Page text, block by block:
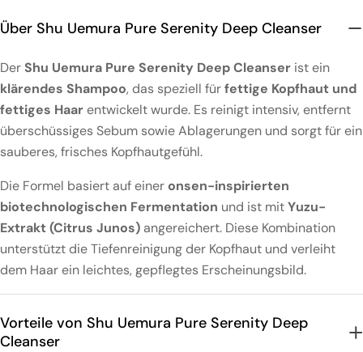
Über Shu Uemura Pure Serenity Deep Cleanser
Der Shu Uemura Pure Serenity Deep Cleanser ist ein
klärendes Shampoo, das speziell fürfettige Kopfhaut und
fettiges Haarentwickelt wurde. Es reinigt intensiv, entfernt
überschüssiges Sebum sowie Ablagerungen und sorgt für ein
sauberes, frisches Kopfhautgefühl.
Die Formel basiert auf einer onsen-inspirierten
biotechnologischen Fermentation und ist mitYuzu-
Extrakt (Citrus Junos) angereichert. Diese Kombination
unterstützt die Tiefenreinigung der Kopfhaut und verleiht
dem Haar ein leichtes, gepflegtes Erscheinungsbild.
Vorteile von Shu Uemura Pure Serenity Deep
Cleanser